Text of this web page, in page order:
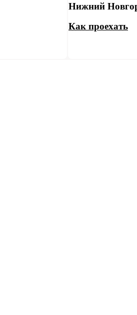
Нижний
Как проехать